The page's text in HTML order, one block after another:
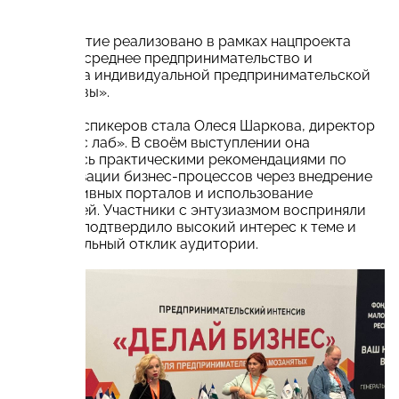
Мероприятие реализовано в рамках нацпроекта
«Малое и среднее предпринимательство и
поддержка индивидуальной предпринимательской
инициативы».
Одним из спикеров стала Олеся Шаркова, директор
«Экспресс лаб». В своём выступлении она
поделилась практическими рекомендациями по
автоматизации бизнес-процессов через внедрение
корпоративных порталов и использование
нейросетей. Участники с энтузиазмом восприняли
идеи, что подтвердило высокий интерес к теме и
положительный отклик аудитории.